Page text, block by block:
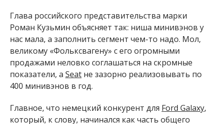
Глава российского представительства марки
Роман Кузьмин объясняет так: ниша минивэнов у
нас мала, а заполнить сегмент чем-то надо. Мол,
великому «Фольксвагену» с его огромными
продажами неловко соглашаться на скромные
показатели, а Seat не зазорно реализовывать по
400 минивэнов в год.
Главное, что немецкий конкурент для Ford Galaxy,
который, к слову, начинался как часть общего